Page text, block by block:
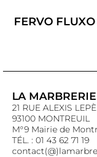
FERVO
LA MARBRERIE
21 RUE ALEXIS
93100 MONTREUIL
M°9 Mairie de
TÉL. : 01 43 62 71 19